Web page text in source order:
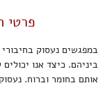
פרטי
במפגשים נעסוק בחיבורי
ביניהם. כיצד אנו
אותם בחומר וברוח.